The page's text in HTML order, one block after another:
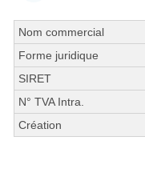
Nom commercial
Forme juridique
SIRET
N° TVA Intra.
Création